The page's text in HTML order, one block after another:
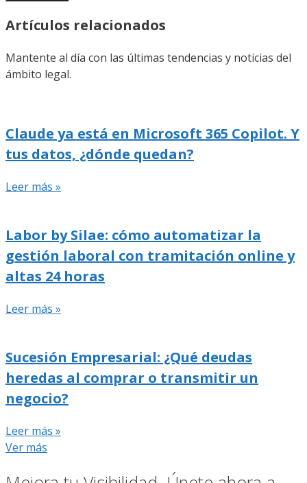
Artículos relacionados
Mantente al día con las últimas tendencias y noticias del
ámbito legal.
Claude ya está en Microsoft 365 Copilot. Y
tus datos, ¿dónde quedan?
Leer más »
Labor by Silae: cómo automatizar la
gestión laboral con tramitación online y
altas 24 horas
Leer más »
Sucesión Empresarial: ¿Qué deudas
heredas al comprar o transmitir un
negocio?
Leer más »
Ver más